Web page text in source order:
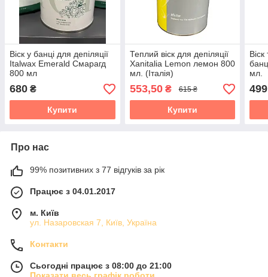
Віск у банці для депіляції
Italwax Emerald Смарагд
800 мл
680 ₴
Купити
Теплий віск для депіляції
Xanitalia Lemon лемон 800
мл. (Італія)
553,50₴ 615 ₴
Купити
мл.
499
Про нас
99% позитивних з 77 відгуків за рік
Працює з 04.01.2017
м. Київ
ул. Назаровская 7, Київ, Україна
Контакти
Сьогодні працює з 08:00 до 21:00